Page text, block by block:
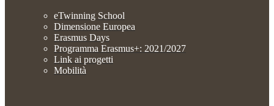
eTwinning School
Dimensione Europea
Erasmus Days
Programma Erasmus+: 2021/2027
Link ai progetti
Mobilità